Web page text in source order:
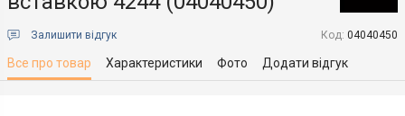
Залишити відгук Код: 04040450
Все про товар Характеристики Фото Додати відгук